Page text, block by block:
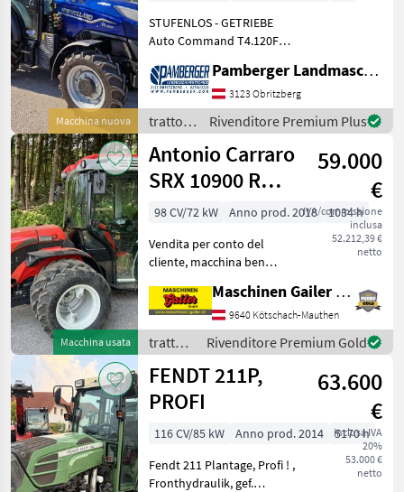
Macchina nuova
STUFENLOS - GETRIEBE
Auto Command T4.120F
T4.120F liefert hohe
Zugkraft bei niedrigen
Motordrehzahlen – ideal für
schwer ziehende Geräte. 12
Pamberger Landmaschinentechnik GmbH
3123 Obritzberg
trattori
/ New
Holland
Rivenditore Premium Plus
Macchina usata
Antonio Carraro
SRX 10900 R
Acquisto
occasionale
59.000
€
IVA/commissione
inclusa
52.212,39 €
netto
98 CV/72 kW Anno prod. 2018
1034 h
Vendita per conto del
cliente, macchina ben
pneumatica dotata di
climatizzatore, sedile
girevole, cambio manuale
16/16, comando a joystick,
sterzo
Maschinen Gailer GmbH
9640 Kötschach-Mauthen
trattori
/
Antonio
Carraro
Rivenditore Premium Gold
FENDT 211P,
PROFI
63.600
€
inclusa IVA
20%
53.000 €
netto
116 CV/85 kW Anno prod. 2014
5170 h
Fendt 211 Plantage, Profi ! ,
Fronthydraulik, gef.